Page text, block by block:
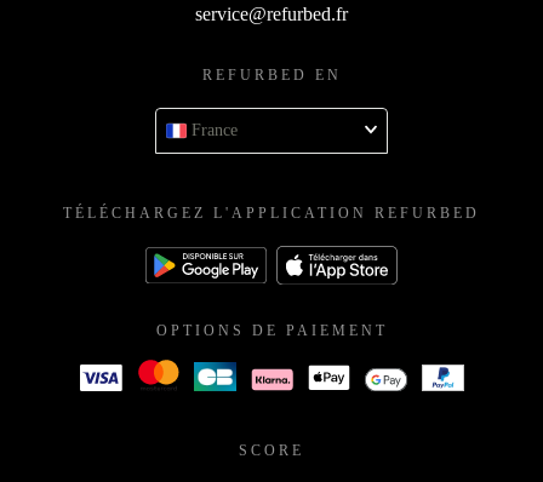
service@refurbed.fr
REFURBED EN
France
TÉLÉCHARGEZ L'APPLICATION REFURBED
OPTIONS DE PAIEMENT
SCORE